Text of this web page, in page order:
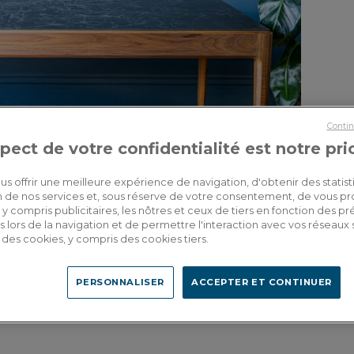
de votre confidentialité est notre
offrir une meilleure expérience de navigation, d'obtenir des
de nos services et, sous réserve de votre consentement, de vous
y compris publicitaires, les nôtres et ceux de tiers en fonction des
lors de la navigation et de permettre l'interaction avec vos réseaux
des cookies, y compris des cookies tiers.
ACCEPTER ET CONTINUER
PERSONNALISER